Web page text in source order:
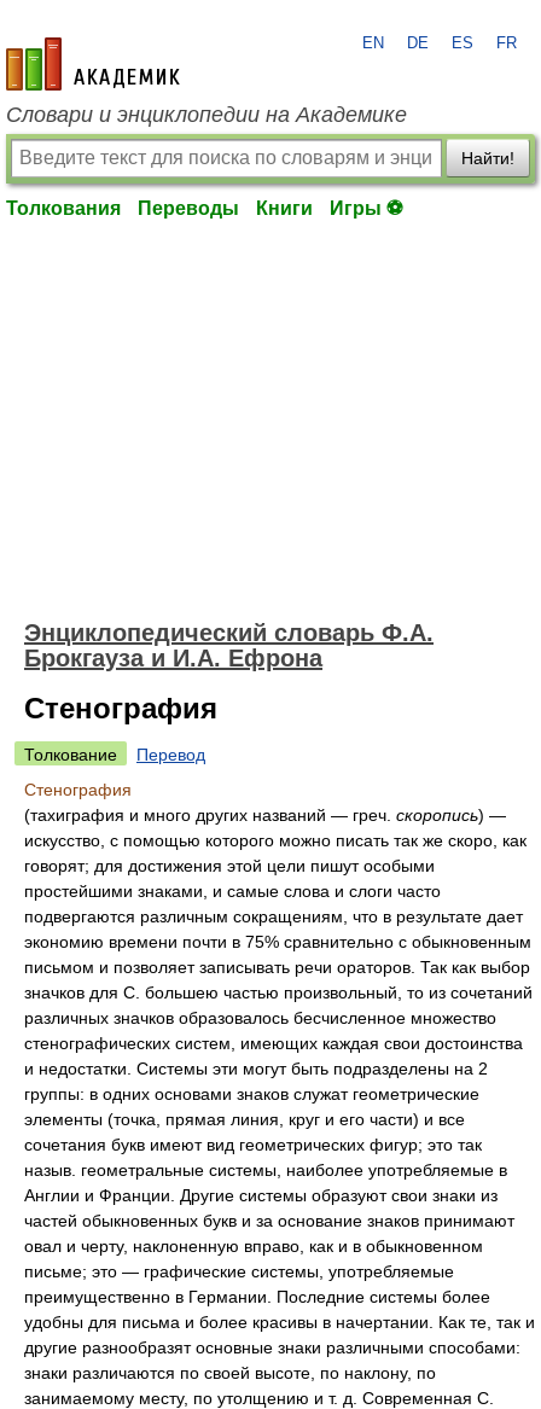
academic.ru
EN DE ES FR
Словари и энциклопедии на Академике
Найти!
Толкования Переводы Книги Игры ⚽
Энциклопедический словарь Ф.А.
Брокгауза и И.А. Ефрона
Стенография
Толкование
Перевод
Стенография
(тахиграфия и много других названий — греч. скоропись) —
искусство, с помощью которого можно писать так же скоро, как
говорят; для достижения этой цели пишут особыми
простейшими знаками, и самые слова и слоги часто
подвергаются различным сокращениям, что в результате дает
экономию времени почти в 75% сравнительно с обыкновенным
письмом и позволяет записывать речи ораторов. Так как выбор
значков для С. большею частью произвольный, то из сочетаний
различных значков образовалось бесчисленное множество
стенографических систем, имеющих каждая свои достоинства
и недостатки. Системы эти могут быть подразделены на 2
группы: в одних основами знаков служат геометрические
элементы (точка, прямая линия, круг и его части) и все
сочетания букв имеют вид геометрических фигур; это так
назыв. геометральные системы, наиболее употребляемые в
Англии и Франции. Другие системы образуют свои знаки из
частей обыкновенных букв и за основание знаков принимают
овал и черту, наклоненную вправо, как и в обыкновенном
письме; это — графические системы, употребляемые
преимущественно в Германии. Последние системы более
удобны для письма и более красивы в начертании. Как те, так и
другие разнообразят основные знаки различными способами:
знаки различаются по своей высоте, по наклону, по
занимаемому месту, по утолщению и т. д. Современная С.